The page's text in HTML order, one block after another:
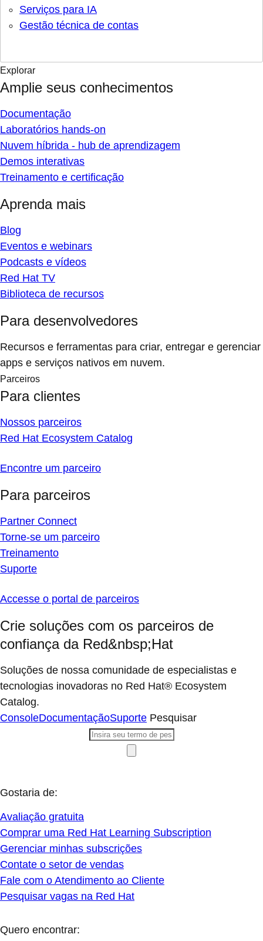
Serviços para IA
Gestão técnica de contas
Explorar
Amplie seus conhecimentos
Documentação
Laboratórios hands-on
Nuvem híbrida - hub de aprendizagem
Demos interativas
Treinamento e certificação
Aprenda mais
Blog
Eventos e webinars
Podcasts e vídeos
Red Hat TV
Biblioteca de recursos
Para desenvolvedores
Recursos e ferramentas para criar, entregar e gerenciar
apps e serviços nativos em nuvem.
Parceiros
Para clientes
Nossos parceiros
Red Hat Ecosystem Catalog
Encontre um parceiro
Para parceiros
Partner Connect
Torne-se um parceiro
Treinamento
Suporte
Accesse o portal de parceiros
Crie soluções com os parceiros de
confiança da Red&nbsp;Hat
Soluções de nossa comunidade de especialistas e
tecnologias inovadoras no Red Hat® Ecosystem
Catalog.
ConsoleDocumentaçãoSuporte Pesquisar
Gostaria de:
Avaliação gratuita
Comprar uma Red Hat Learning Subscription
Gerenciar minhas subscrições
Contate o setor de vendas
Fale com o Atendimento ao Cliente
Pesquisar vagas na Red Hat
Quero encontrar: